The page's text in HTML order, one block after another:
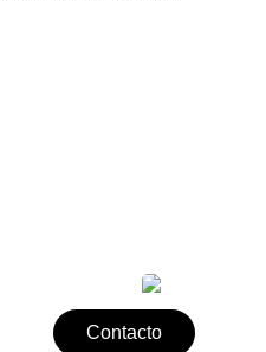
Contacto